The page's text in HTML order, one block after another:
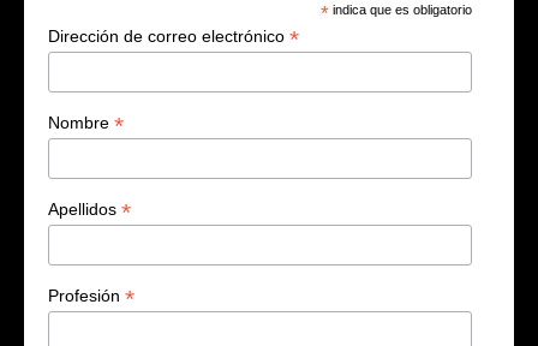
* indica que es obligatorio
Dirección de correo electrónico *
Nombre *
Apellidos *
Profesión *